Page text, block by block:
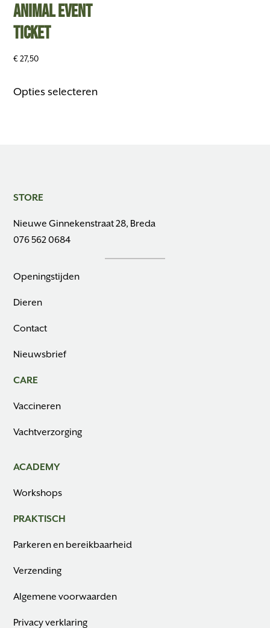
Animal Event
ticket
€27,50
Opties selecterenproduct
worden
de
STORE
Nieuwe Ginnekenstraat 28, Breda
076 562 0684
Openingstijden
Dieren
Contact
Nieuwsbrief
CARE
Vaccineren
Vachtverzorging
ACADEMY
Workshops
PRAKTISCH
Parkeren en bereikbaarheid
Verzending
Algemene voorwaarden
Privacy verklaring